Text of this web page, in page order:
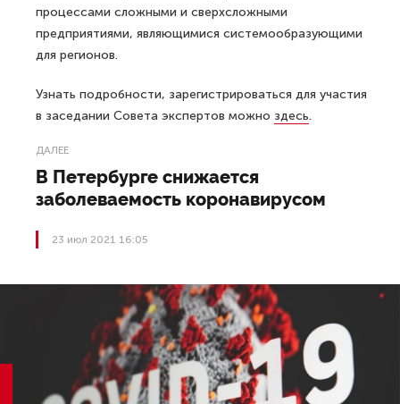
процессами сложными и сверхсложными
предприятиями, являющимися системообразующими
для регионов.
Узнать подробности, зарегистрироваться для участия
в заседании Совета экспертов можно здесь.
ДАЛЕЕ
В Петербурге снижается
заболеваемость коронавирусом
23 июл 2021 16:05